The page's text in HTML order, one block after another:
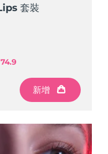
套裝
新增
套裝
新增